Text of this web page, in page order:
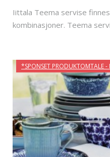
Iittala Teema servise
kombinasjoner. Teema
*SPONSET PRODUKTOMTALE